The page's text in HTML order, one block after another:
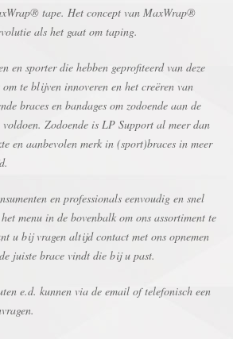
tape. Het concept van MaxWrap®
als het gaat om taping.
en sporter die hebben geprofiteerd van deze
te blijven innoveren en het creëren van
braces en bandages om zodoende aan de
voldoen. Zodoende is LP Support al meer dan
en aanbevolen merk in (sport)braces in meer
en professionals eenvoudig en snel
menu in de bovenbalk om ons assortiment te
u bij vragen altijd contact met ons opnemen
juiste brace vindt die bij u past.
e.d. kunnen via de email of telefonisch een